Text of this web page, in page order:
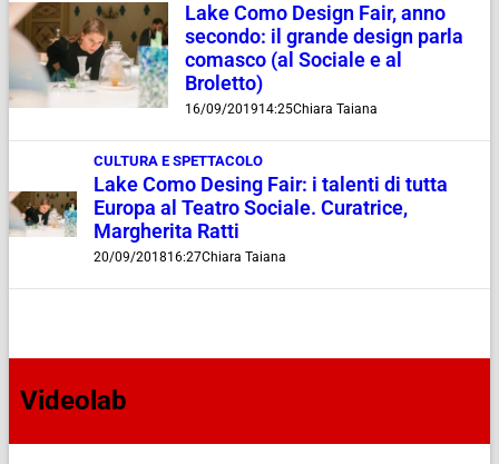
Lake Como Design Fair, anno
secondo: il grande design parla
comasco (al Sociale e al
Broletto)
16/09/201914:25Chiara Taiana
CULTURA E SPETTACOLO
Lake Como Desing Fair: i talenti di tutta
Europa al Teatro Sociale. Curatrice,
Margherita Ratti
20/09/201816:27Chiara Taiana
Videolab